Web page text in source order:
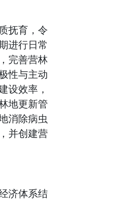
抚育，令
进行日常
完善营林
性与主动
设效率，
地更新管
消除病虫
并创建营
济体系结